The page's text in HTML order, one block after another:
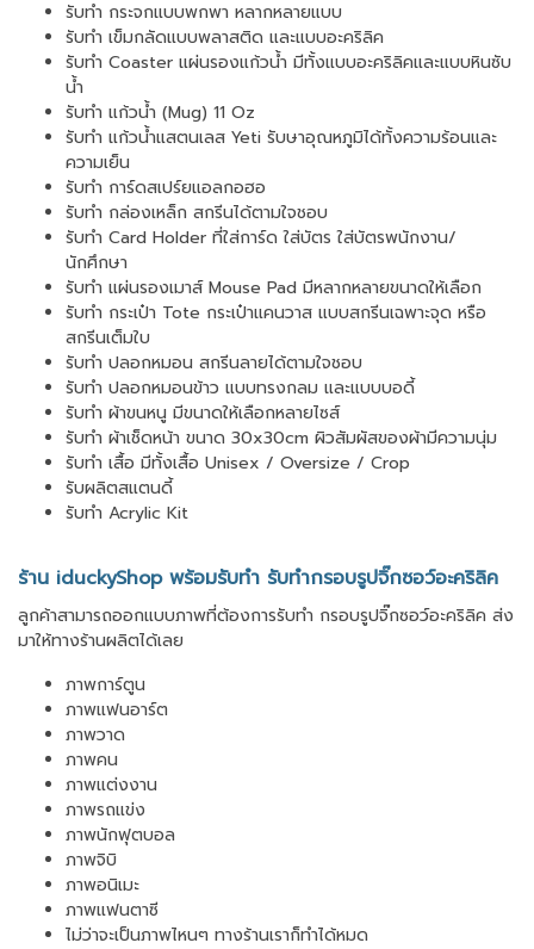
รับทำ กระจกแบบพกพา หลากหลายแบบ
รับทำ เข็มกลัดแบบพลาสติด และแบบอะคริลิค
รับทำ Coaster แผ่นรองแก้วน้ำ มีทั้งแบบอะคริลิคและแบบหินซับ
น้ำ
รับทำ แก้วน้ำ (Mug) 11 Oz
รับทำ แก้วน้ำแสตนเลส Yeti รับษาอุณหภูมิได้ทั้งความร้อนและ
ความเย็น
รับทำ การ์ดสเปร์ยแอลกอฮอ
รับทำ กล่องเหล็ก สกรีนได้ตามใจชอบ
รับทำ Card Holder ที่ใส่การ์ด ใส่บัตร ใส่บัตรพนักงาน/
นักศึกษา
รับทำ แผ่นรองเมาส์ Mouse Pad มีหลากหลายขนาดให้เลือก
รับทำ กระเป๋า Tote กระเป๋าแคนวาส แบบสกรีนเฉพาะจุด หรือ
สกรีนเต็มใบ
รับทำ ปลอกหมอน สกรีนลายได้ตามใจชอบ
รับทำ ปลอกหมอนข้าว แบบทรงกลม และแบบบอดี้
รับทำ ผ้าขนหนู มีขนาดให้เลือกหลายไซส์
รับทำ ผ้าเช็ดหน้า ขนาด 30x30cm ผิวสัมผัสของผ้ามีความนุ่ม
รับทำ เสื้อ มีทั้งเสื้อ Unisex / Oversize / Crop
รับผลิตสแตนดี้
รับทำ Acrylic Kit
ร้าน iduckyShop พร้อมรับทำ รับทำกรอบรูปจิ๊กซอว์อะคริลิค
ลูกค้าสามารถออกแบบภาพที่ต้องการรับทำ กรอบรูปจิ๊กซอว์อะคริลิค ส่ง
มาให้ทางร้านผลิตได้เลย
ภาพการ์ตูน
ภาพแฟนอาร์ต
ภาพวาด
ภาพคน
ภาพแต่งงาน
ภาพรถแข่ง
ภาพนักฟุตบอล
ภาพจิบิ
ภาพอนิเมะ
ภาพแฟนตาซี
ไม่ว่าจะเป็นภาพไหนๆ ทางร้านเราก็ทำได้หมด